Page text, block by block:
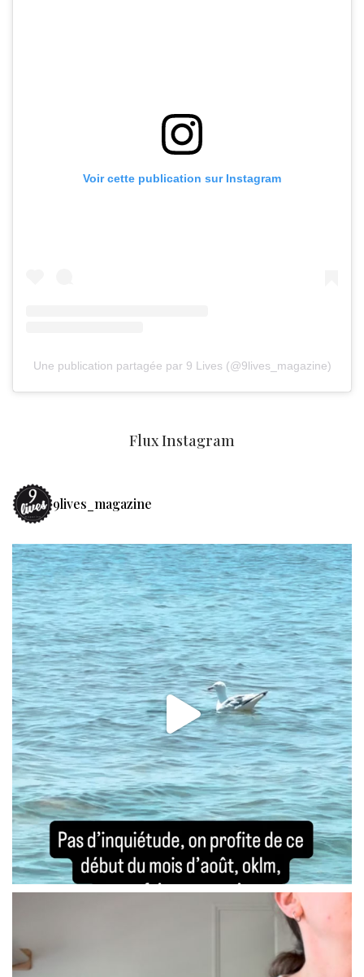
Voir cette publication sur Instagram
Une publication partagée par 9 Lives (@9lives_magazine)
Flux Instagram
9lives_magazine